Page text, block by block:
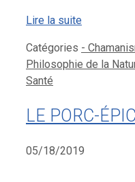
Lire la suite
Catégories -
Philosophie de la
Santé
LE PORC-
05/18/2019